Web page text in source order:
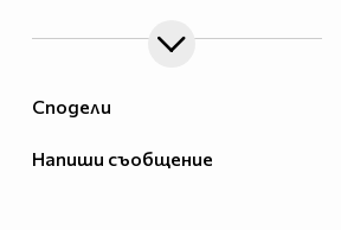
Сподели
Напиши съобщение